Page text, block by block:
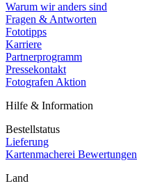
Warum wir anders sind
Fragen & Antworten
Fototipps
Karriere
Partnerprogramm
Pressekontakt
Fotografen Aktion
Hilfe & Information
Bestellstatus
Lieferung
Kartenmacherei Bewertungen
Land